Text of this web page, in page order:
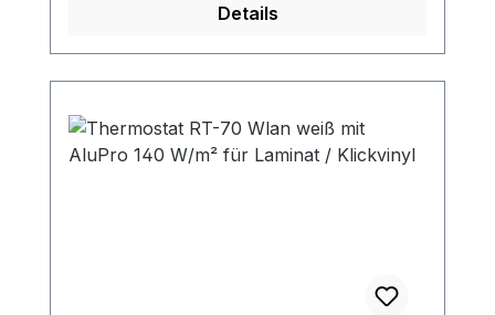
Details